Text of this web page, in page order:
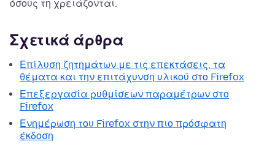
όσους τη χρειάζονται.
Σχετικά άρθρα
Επίλυση ζητημάτων με τις επεκτάσεις, τα
θέματα και την επιτάχυνση υλικού στο Firefox
Επεξεργασία ρυθμίσεων παραμέτρων στο
Firefox
Ενημέρωση του Firefox στην πιο πρόσφατη
έκδοση